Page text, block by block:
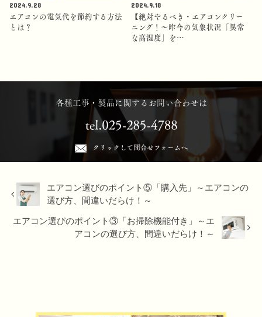
2024.9.28
エアコンの電気代を節約する方法
とは？
2024.9.18
【絶対やるべき・エアコンクリー
ニング！〜昨今の気象状況「異常
な高湿度」を…
エアコン選びのポイント⑤「購入先」～エアコンの
選び方、間違いだらけ！～
エアコン選びのポイント③「お掃除機能付き」～エ
アコンの選び方、間違いだらけ！～